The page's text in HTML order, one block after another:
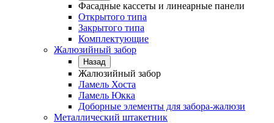
Фасадные кассеты и линеарные панели
Открытого типа
Закрытого типа
Комплектующие
Жалюзийный забор
Назад
Жалюзийный забор
Ламель Хоста
Ламель Юкка
Доборные элементы для забора-жалюзи
Металлический штакетник